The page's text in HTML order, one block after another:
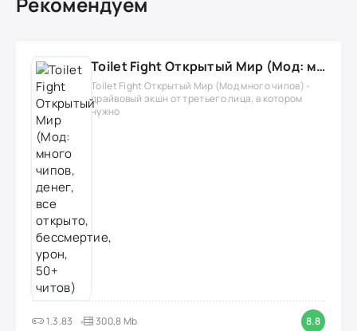
Toilet Fight Открытый Мир (Мод: много чипов, денег, все открыто, бессмертие, урон, 50+ читов)
Toilet Fight Открытый Мир (Мод много чипов) -
драйвовый экшн от третьего лица, в котором
нужно
1.3.83 300,8 Mb 8.8